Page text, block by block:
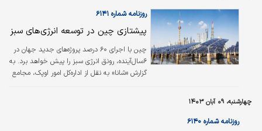
روزنامه شماره ۶۱۴۱
پیشتازی چین در توسعه انرژی‌های سبز
چین با اجرای ۶۰‌ درصد پروژه‌های جدید جهان در
۶سال‌آینده، رونق انرژی سبز را پیش خواهد برد. به
گزارش «شانا» به نقل از اداره‌کل امور اوپک، مجامع
چهارشنبه، ۰۹ آبان ۱۴۰۳
روزنامه شماره ۶۱۴۰